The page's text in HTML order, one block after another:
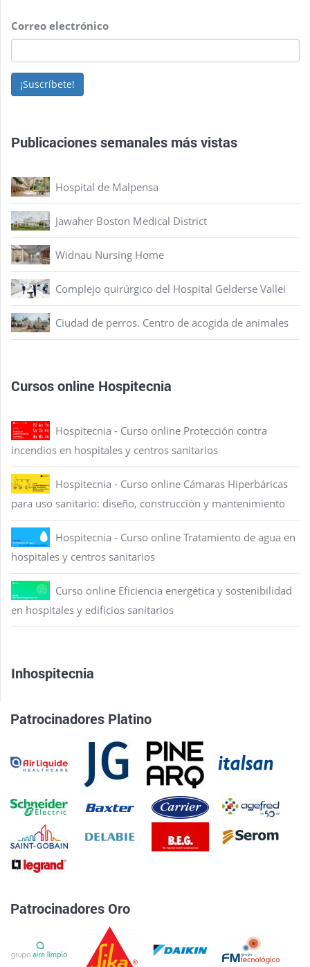
Correo electrónico
¡Suscríbete!
Publicaciones semanales más vistas
Hospital de Malpensa
Jawaher Boston Medical District
Widnau Nursing Home
Complejo quirúrgico del Hospital Gelderse Vallei
Ciudad de perros. Centro de acogida de animales
Cursos online Hospitecnia
Hospitecnia - Curso online Protección contra
incendios en hospitales y centros sanitarios
Hospitecnia - Curso online Cámaras Hiperbáricas
para uso sanitario: diseño, construcción y mantenimiento
Hospitecnia - Curso online Tratamiento de agua en
hospitales y centros sanitarios
Curso online Eficiencia energética y sostenibilidad
en hospitales y edificios sanitarios
Inhospitecnia
Patrocinadores Platino
Patrocinadores Oro